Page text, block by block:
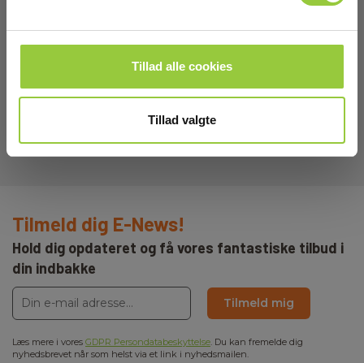
Tillad alle cookies
Tillad valgte
Lav lagerbeholdning
Excl. moms
Tilmeld dig E-News!
Hold dig opdateret og få vores fantastiske tilbud i
din indbakke
Tilmeld mig
Læs mere i vores GDPR Persondatabeskyttelse. Du kan fremelde dig
nyhedsbrevet når som helst via et link i nyhedsmailen.